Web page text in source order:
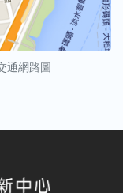
通網路圖